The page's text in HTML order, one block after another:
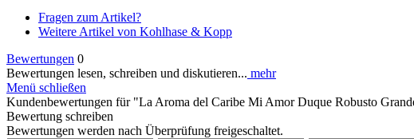
Fragen zum Artikel?
Weitere Artikel von Kohlhase & Kopp
Bewertungen 0
Bewertungen lesen, schreiben und diskutieren... mehr
Menü schließen
Kundenbewertungen für "La Aroma del Caribe Mi Amor Duque Robusto
Bewertung schreiben
Bewertungen werden nach Überprüfung freigeschaltet.